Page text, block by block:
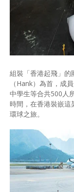
組裝「香港起飛」的
（Hank）為首，成
中學生等合共500人
時間，在香港裝嵌
環球之旅。